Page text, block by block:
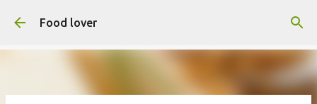
Treceți la conținutul principal
Food lover